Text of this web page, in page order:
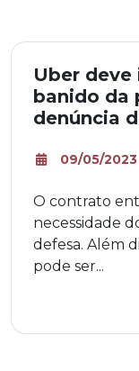
Uber
banido da
denúncia
09/05/2023
O contrato
necessidade
defesa. Além
pode ser...